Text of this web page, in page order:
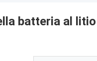
batteria al